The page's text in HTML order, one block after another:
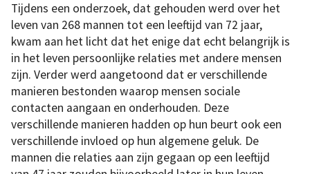
Tijdens een onderzoek, dat gehouden werd over het
leven van 268 mannen tot een leeftijd van 72 jaar,
kwam aan het licht dat het enige dat echt belangrijk is
in het leven persoonlijke relaties met andere mensen
zijn. Verder werd aangetoond dat er verschillende
manieren bestonden waarop mensen sociale
contacten aangaan en onderhouden. Deze
verschillende manieren hadden op hun beurt ook een
verschillende invloed op hun algemene geluk. De
mannen die relaties aan zijn gegaan op een leeftijd